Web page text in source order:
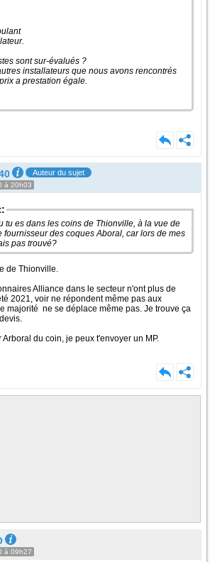
sont sur-évalués ?
installateurs que nous avons rencontrés
a prestation égale.
Auteur du sujet
à 20h03
tu es dans les coins de Thionville, à la vue de
fournisseur des coques Aboral, car lors de mes
pas trouvé?
de Thionville.
Alliance dans le secteur n'ont plus de
2021, voir ne répondent même pas aux
majorité ne se déplace même pas. Je trouve ça
du coin, je peux t'envoyer un MP.
à 09h27